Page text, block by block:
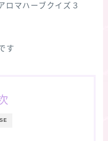
ロマハーブクイズ３
す